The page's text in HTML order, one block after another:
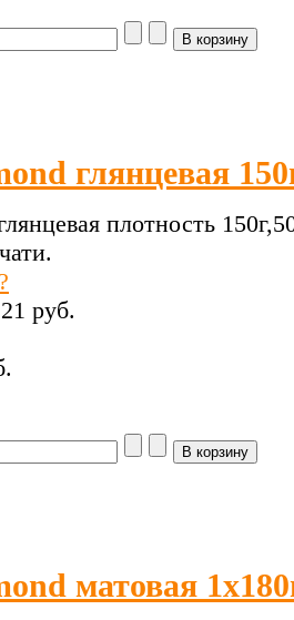
глянцевая
плотность
pуб.
матовая